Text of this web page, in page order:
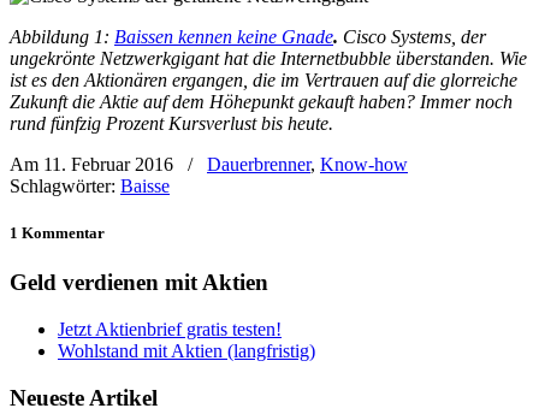
Abbildung 1: Baissen kennen keine Gnade. Cisco Systems, der
ungekrönte Netzwerkgigant hat die Internetbubble überstanden. Wie
ist es den Aktionären ergangen, die im Vertrauen auf die glorreiche
Zukunft die Aktie auf dem Höhepunkt gekauft haben? Immer noch
rund fünfzig Prozent Kursverlust bis heute.
Am 11. Februar 2016
/ Dauerbrenner, Know-how
Schlagwörter: Baisse
1 Kommentar
Geld verdienen mit Aktien
Jetzt Aktienbrief gratis testen!
Wohlstand mit Aktien (langfristig)
Neueste Artikel